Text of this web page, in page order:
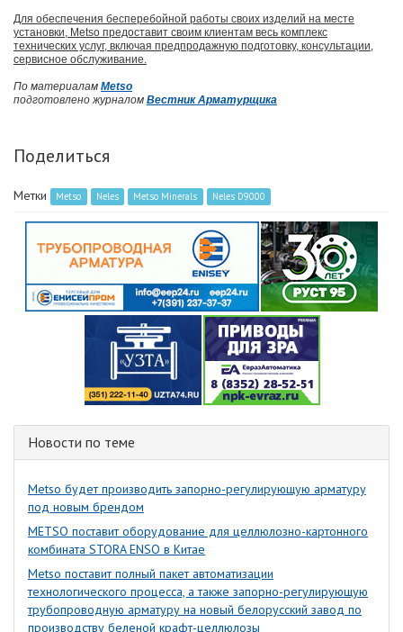
Для обеспечения бесперебойной работы своих изделий на месте
установки, Metso предоставит своим клиентам весь комплекс
технических услуг, включая предпродажную подготовку, консультации,
сервисное обслуживание.
По материалам Metso
подготовлено журналом Вестник Арматурщика
Поделиться
Метки Metso Neles Metso Minerals Neles D9000
Новости по теме
Metso будет производить запорно-регулирующую арматуру
под новым брендом
METSO поставит оборудование для целлюлозно-картонного
комбината STORA ENSO в Китае
Metso поставит полный пакет автоматизации
технологического процесса, а также запорно-регулирующую
трубопроводную арматуру на новый белорусский завод по
производству беленой крафт-целлюлозы